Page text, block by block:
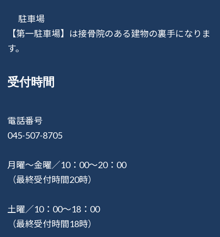
駐車場
【第一駐車場】は接骨院のある建物の裏手になりま
す。
受付時間
電話番号
045-507-8705
月曜〜金曜／10：00〜20：00
（最終受付時間20時）
土曜／10：00〜18：00
（最終受付時間18時）